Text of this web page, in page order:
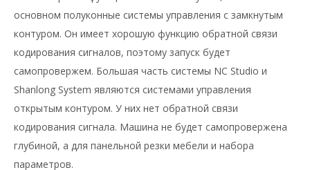
основном полуконные системы управления с замкнутым
контуром. Он имеет хорошую функцию обратной связи
кодирования сигналов, поэтому запуск будет
самопровержем. Большая часть системы NC Studio и
Shanlong System являются системами управления
открытым контуром. У них нет обратной связи
кодирования сигнала. Машина не будет самопровержена
глубиной, а для панельной резки мебели и набора
параметров.